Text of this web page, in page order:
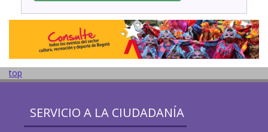
top
SERVICIO A LA CIUDADANÍA